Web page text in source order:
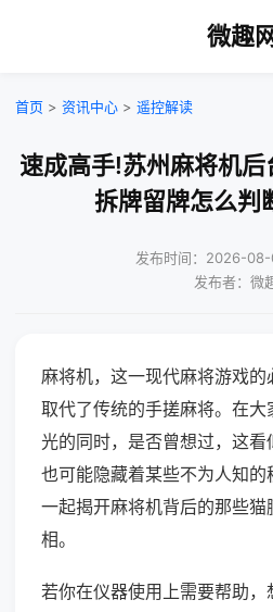
微趣
首页 > 资讯中心 > 遥控解读
速成高手!苏州麻将机
拆牌留牌怎么判
发布时间：2026-08-
发布者：微
麻将机，这一现代麻将游戏
取代了传统的手搓麻将。在
光的同时，是否曾想过，这
也可能隐藏着某些不为人知的
一起揭开麻将机背后的那些
相。
若你在仪器使用上需要帮助